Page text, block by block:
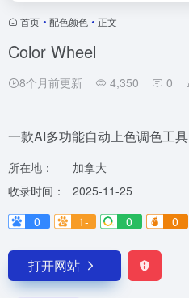
首页 • 配色颜色 • 正文
Color Wheel
8个月前更新 4,350 0
一款AI多功能自动上色调色工具
所在地：
加拿大
收录时间：
2025-11-25
0
1- 0 0
打开网站